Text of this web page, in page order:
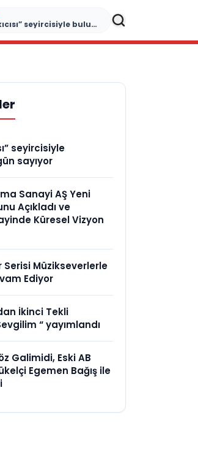
“Düğün Şarkıcısı” seyircisiyle buluşmak için gün sayıyor
seyircisiyle
sayıyor
Sanayi AŞ Yeni
Açıkladı ve
Küresel Vizyon
Serisi Müzikseverlerle
Ediyor
İkinci Tekli
“ yayımlandı
Galimidi, Eski AB
Egemen Bağış ile